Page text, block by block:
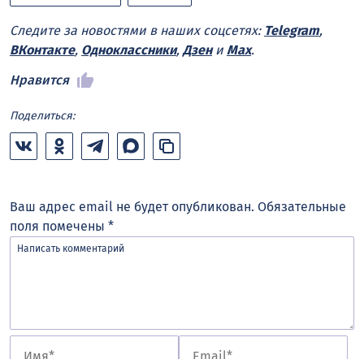
Следите за новостями в наших соцсетях: Telegram,
ВКонтакте, Одноклассники, Дзени Max.
Нравится
Поделиться:
Ваш адрес email не будет опубликован. Обязательные
поля помечены *